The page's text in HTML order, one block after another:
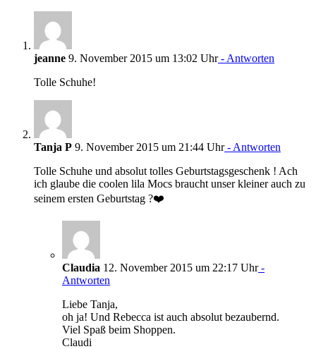
jeanne 9. November 2015 um 13:02 Uhr- Antworten
Tolle Schuhe!
Tanja P 9. November 2015 um 21:44 Uhr- Antworten
Tolle Schuhe und absolut tolles Geburtstagsgeschenk ! Ach
ich glaube die coolen lila Mocs braucht unser kleiner auch zu
seinem ersten Geburtstag ?❤️
Claudia 12. November 2015 um 22:17 Uhr-
Antworten
Liebe Tanja,
oh ja! Und Rebecca ist auch absolut bezaubernd.
Viel Spaß beim Shoppen.
Claudi